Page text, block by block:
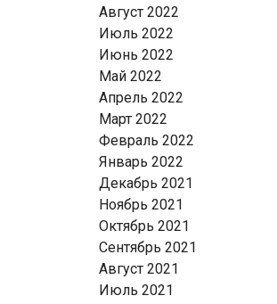
Август 2022
Июль 2022
Июнь 2022
Май 2022
Апрель 2022
Март 2022
Февраль 2022
Январь 2022
Декабрь 2021
Ноябрь 2021
Октябрь 2021
Сентябрь 2021
Август 2021
Июль 2021